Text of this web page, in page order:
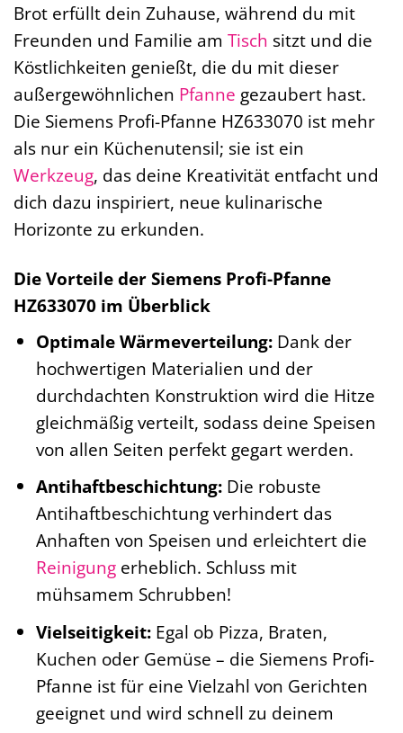
Brot erfüllt dein Zuhause, während du mit
Freunden und Familie am Tisch sitzt und die
Köstlichkeiten genießt, die du mit dieser
außergewöhnlichen Pfanne gezaubert hast.
Die Siemens Profi-Pfanne HZ633070 ist mehr
als nur ein Küchenutensil; sie ist ein
Werkzeug, das deine Kreativität entfacht und
dich dazu inspiriert, neue kulinarische
Horizonte zu erkunden.
Die Vorteile der Siemens Profi-Pfanne
HZ633070 im Überblick
Optimale Wärmeverteilung:Dank der
hochwertigen Materialien und der
durchdachten Konstruktion wird die Hitze
gleichmäßig verteilt, sodass deine Speisen
von allen Seiten perfekt gegart werden.
Antihaftbeschichtung:Die robuste
Antihaftbeschichtung verhindert das
Anhaften von Speisen und erleichtert die
Reinigungerheblich. Schluss mit
mühsamem Schrubben!
Vielseitigkeit:Egal ob Pizza, Braten,
Kuchen oder Gemüse – die Siemens Profi-
Pfanne ist für eine Vielzahl von Gerichten
geeignet und wird schnell zu deinem